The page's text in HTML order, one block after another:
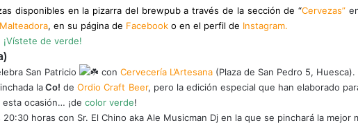
disponibles en la pizarra del brewpub a través de la sección de “Cervezas”
, en su página de Facebook o en el perfil de Instagram.
¡Vístete de verde!
San Patricio con Cervecería L’Artesana (Plaza de San Pedro 5, Huesca).
laCo! deOrdio Craft Beer, pero la edición especial que han elaborado
esta ocasión… ¡de color verde!
20:30 horas con Sr. El Chino aka Ale Musicman Dj en la que se pinchará la mejor